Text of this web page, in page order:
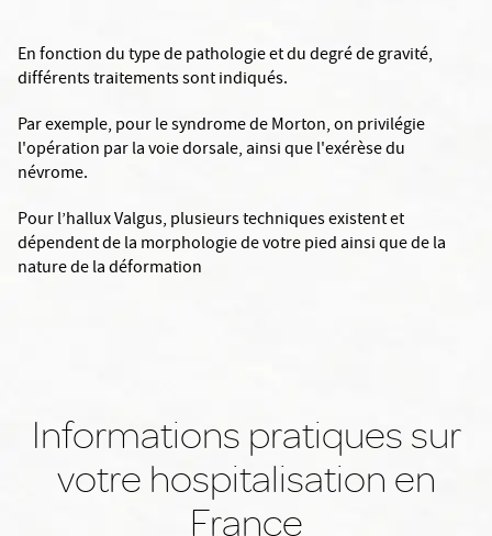
En fonction du type de pathologie et du degré de gravité,
différents traitements sont indiqués.
Par exemple, pour le syndrome de Morton, on privilégie
l'opération par la voie dorsale, ainsi que l'exérèse du
névrome.
Pour l’hallux Valgus, plusieurs techniques existent et
dépendent de la morphologie de votre pied ainsi que de la
nature de la déformation
Informations pratiques sur
votre hospitalisation en
France